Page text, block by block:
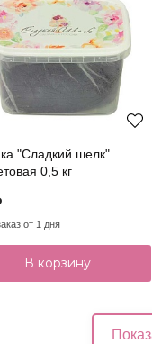
"Сладкий шелк"
0,5 кг
от 1 дня
В корзину